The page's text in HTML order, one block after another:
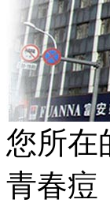
您所在
青春痘